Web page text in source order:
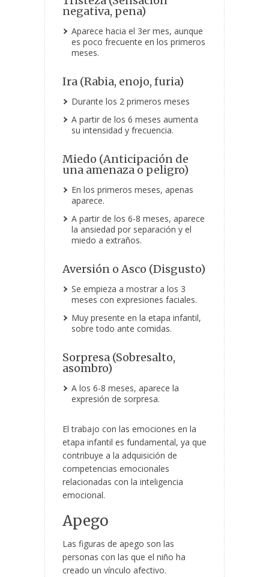
negativa, pena)
Aparece hacia el 3er mes, aunque
es poco frecuente en los primeros
meses.
Ira (Rabia, enojo, furia)
Durante los 2 primeros meses
A partir de los 6 meses aumenta
su intensidad y frecuencia.
Miedo (Anticipación de
una amenaza o peligro)
En los primeros meses, apenas
aparece.
A partir de los 6-8 meses, aparece
la ansiedad por separación y el
miedo a extraños.
Aversión o Asco (Disgusto)
Se empieza a mostrar a los 3
meses con expresiones faciales.
Muy presente en la etapa infantil,
sobre todo ante comidas.
Sorpresa (Sobresalto,
asombro)
A los 6-8 meses, aparece la
expresión de sorpresa.
El trabajo con las emociones en la
etapa infantil es fundamental, ya que
contribuye a la adquisición de
competencias emocionales
relacionadas con la inteligencia
emocional.
Apego
Las figuras de apego son las
personas con las que el niño ha
creado un vínculo afectivo.